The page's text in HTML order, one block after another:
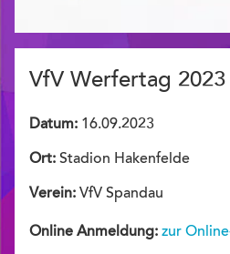
VfV Werfertag 2023
Datum: 16.09.2023
Ort: Stadion Hakenfelde
Verein: VfV Spandau
Online Anmeldung: zur